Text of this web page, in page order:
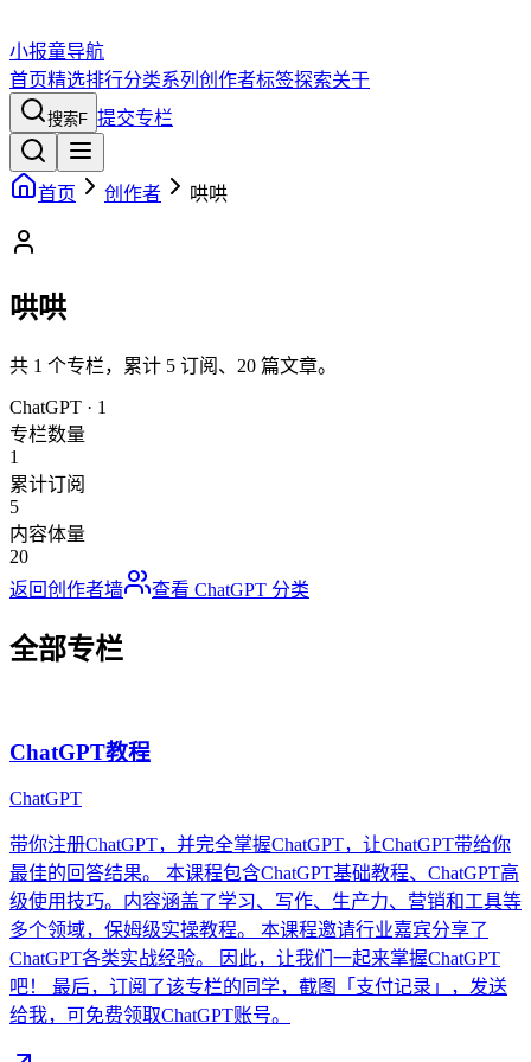
小报童导航
首页精选排行分类系列 创作者标签探索关于
搜索F 提交专栏
首页 创作者 哄哄
哄哄
共 1 个专栏，累计 5 订阅、 20 篇文章。
ChatGPT · 1
专栏数量
1
累计订阅
5
内容体量
20
返回创作者墙
查看 ChatGPT 分类
全部专栏
ChatGPT教程
ChatGPT
带你注册ChatGPT，并完全掌握ChatGPT，让ChatGPT带给你
最佳的回答结果。 本课程包含ChatGPT基础教程、ChatGPT高
级使用技巧。内容涵盖了学习、写作、生产力、营销和工具等
多个领域，保姆级实操教程。 本课程邀请行业嘉宾分享了
ChatGPT各类实战经验。 因此，让我们一起来掌握ChatGPT
吧！ 最后，订阅了该专栏的同学，截图「支付记录」，发送
给我，可免费领取ChatGPT账号。